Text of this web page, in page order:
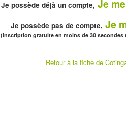
Je possède déjà un compte, Je
Je possède pas de compte, Je
(inscription gratuite en moins de 30 secondes
Retour à la fiche de